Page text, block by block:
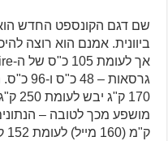
שם דגם הקונספט החדש
ביוונית. אמנם הוא רוצה
170
ק"מ (160 מייל) לעומת 152 ק"מ של ההארלי.